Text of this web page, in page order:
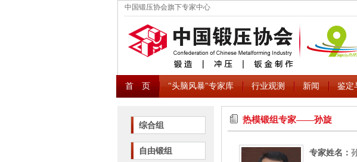
中国锻压协会旗下专家中心
首 页 "头脑风暴"专家库 行业观测 新闻 鉴定
综合组
自由锻组
热模锻组专家――孙旋
专家姓名：